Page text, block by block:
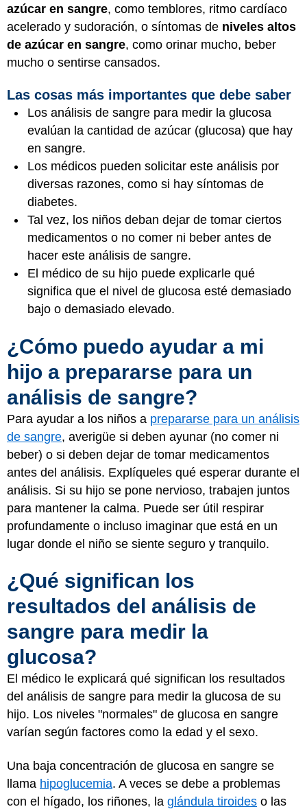
azúcar en sangre, como temblores, ritmo cardíaco
acelerado y sudoración, o síntomas de niveles altos
de azúcar en sangre, como orinar mucho, beber
mucho o sentirse cansados.
Las cosas más importantes que debe saber
Los análisis de sangre para medir la glucosa
evalúan la cantidad de azúcar (glucosa) que hay
en sangre.
Los médicos pueden solicitar este análisis por
diversas razones, como si hay síntomas de
diabetes.
Tal vez, los niños deban dejar de tomar ciertos
medicamentos o no comer ni beber antes de
hacer este análisis de sangre.
El médico de su hijo puede explicarle qué
significa que el nivel de glucosa esté demasiado
bajo o demasiado elevado.
¿Cómo puedo ayudar a mi
hijo a prepararse para un
análisis de sangre?
Para ayudar a los niños a prepararse para un análisis
de sangre, averigüe si deben ayunar (no comer ni
beber) o si deben dejar de tomar medicamentos
antes del análisis. Explíqueles qué esperar durante el
análisis. Si su hijo se pone nervioso, trabajen juntos
para mantener la calma. Puede ser útil respirar
profundamente o incluso imaginar que está en un
lugar donde el niño se siente seguro y tranquilo.
¿Qué significan los
resultados del análisis de
sangre para medir la
glucosa?
El médico le explicará qué significan los resultados
del análisis de sangre para medir la glucosa de su
hijo. Los niveles "normales" de glucosa en sangre
varían según factores como la edad y el sexo.
Una baja concentración de glucosa en sangre se
llama hipoglucemia. A veces se debe a problemas
con el hígado, los riñones, la glándula tiroides o las